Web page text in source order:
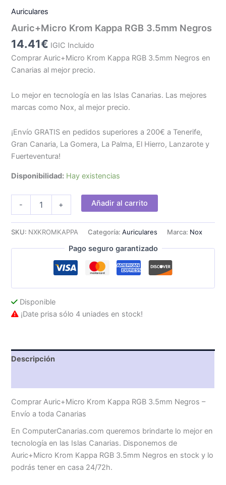
Auriculares
Auric+Micro Krom Kappa RGB 3.5mm Negros
14.41€ IGIC Incluido
Comprar Auric+Micro Krom Kappa RGB 3.5mm Negros en
Canarias al mejor precio.
Lo mejor en tecnología en las Islas Canarias. Las mejores
marcas como Nox, al mejor precio.
¡Envío GRATIS en pedidos superiores a 200€ a Tenerife,
Gran Canaria, La Gomera, La Palma, El Hierro, Lanzarote y
Fuerteventura!
Disponibilidad: Hay existencias
-
RGB
Negros
+ Añadir al carrito
SKU: NXKROMKAPPA Categoría:Auriculares Marca: Nox
Pago seguro garantizado
Disponible
¡Date prisa sólo 4 uniades en stock!
Descripción
Comprar Auric+Micro Krom Kappa RGB 3.5mm Negros –
Envío a toda Canarias
En ComputerCanarias.com queremos brindarte lo mejor en
tecnología en las Islas Canarias. Disponemos de
Auric+Micro Krom Kappa RGB 3.5mm Negros en stock y lo
podrás tener en casa 24/72h.